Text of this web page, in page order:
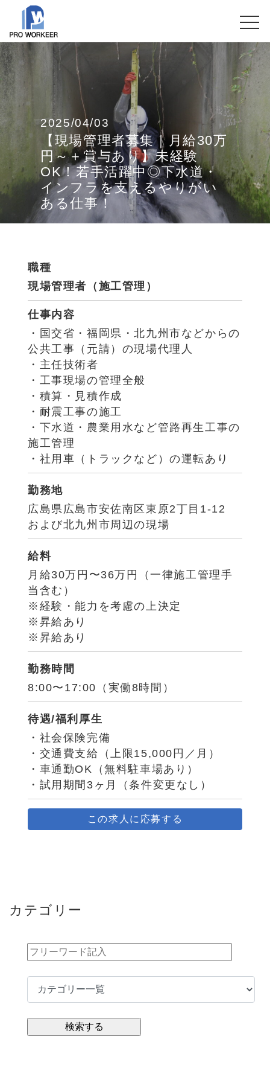
2025/04/03
【現場管理者募集｜月給30万
円～＋賞与あり】未経験
OK！若手活躍中◎下水道・
インフラを支えるやりがい
ある仕事！
職種
現場管理者（施工管理）
仕事内容
・国交省・福岡県・北九州市などからの
公共工事（元請）の現場代理人
・主任技術者
・工事現場の管理全般
・積算・見積作成
・耐震工事の施工
・下水道・農業用水など管路再生工事の
施工管理
・社用車（トラックなど）の運転あり
勤務地
広島県広島市安佐南区東原2丁目1-12
および北九州市周辺の現場
給料
月給30万円〜36万円（一律施工管理手
当含む）
※経験・能力を考慮の上決定
※昇給あり
※昇給あり
勤務時間
8:00〜17:00（実働8時間）
待遇/福利厚生
・社会保険完備
・交通費支給（上限15,000円／月）
・車通勤OK（無料駐車場あり）
・試用期間3ヶ月（条件変更なし）
この求人に応募する
カテゴリー